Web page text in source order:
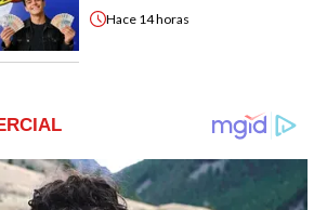
Hace 14 horas